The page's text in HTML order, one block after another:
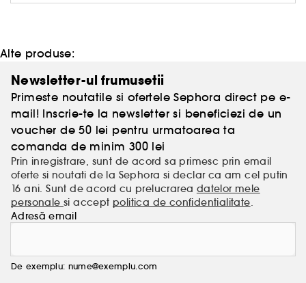
numele. Brandul Maison Margiela se remarca prin
deosebita merita colectia REPLICA, din anul 1994,
care prezinta imbracaminte si reproduceri ale unor
accesorii din intreaga lume, lucrate manual. Fiecare
piesa are o eticheta care ii descrie povestea si
materialul. In 2012, acestei colectii unice i-au fost
adaugate parfumuri de lux.
Cum miros amintirile? Va raspund parfumurile
REPLICA, create in colaborare cu cei mai buni
parfumieri din lume. Parfumurile Maison Margiela
sunt create pentru a evoca momente frumoase.
Parfumati-va si va veti aminti."
Alte produse:
Newsletter-ul frumusetii
Primeste noutatile si ofertele Sephora direct pe e-
mail! Inscrie-te la newsletter si beneficiezi de un
voucher de 50 lei pentru urmatoarea ta
comanda de minim 300 lei
Prin inregistrare, sunt de acord sa primesc prin email
oferte si noutati de la Sephora si declar ca am cel putin
16 ani. Sunt de acord cu prelucrarea datelor mele
personalesi accept politica de confidentialitate.
Adresă email
De exemplu: nume@exemplu.com